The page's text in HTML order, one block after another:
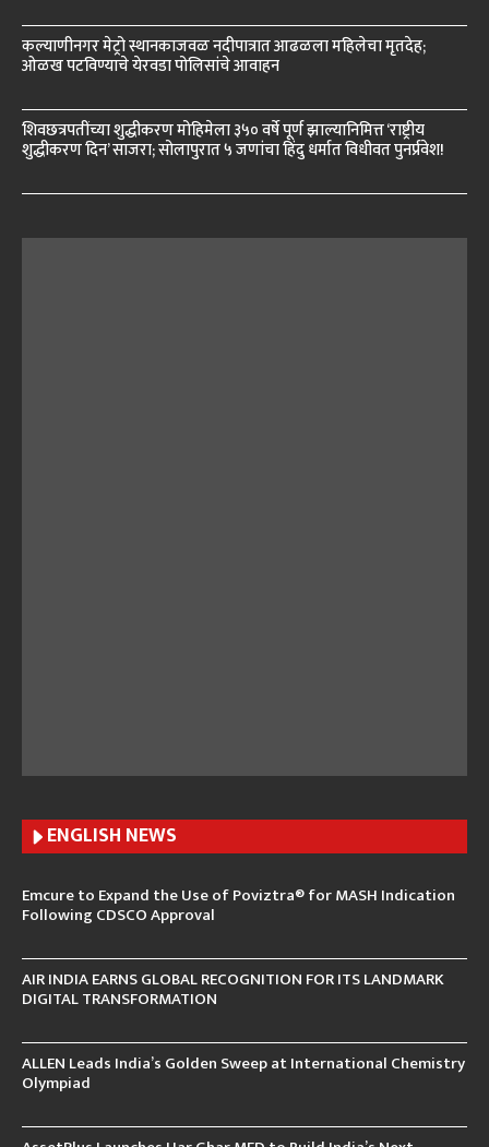
कल्याणीनगर मेट्रो स्थानकाजवळ नदीपात्रात आढळला महिलेचा मृतदेह;
ओळख पटविण्याचे येरवडा पोलिसांचे आवाहन
शिवछत्रपतींच्या शुद्धीकरण मोहिमेला ३५० वर्षे पूर्ण झाल्यानिमित्त ‘राष्ट्रीय
शुद्धीकरण दिन’ साजरा; सोलापुरात ५ जणांचा हिंदु धर्मात विधीवत पुनर्प्रवेश!
ENGLISH NEWS
Emcure to Expand the Use of Poviztra® for MASH Indication
Following CDSCO Approval
AIR INDIA EARNS GLOBAL RECOGNITION FOR ITS LANDMARK
DIGITAL TRANSFORMATION
ALLEN Leads India’s Golden Sweep at International Chemistry
Olympiad